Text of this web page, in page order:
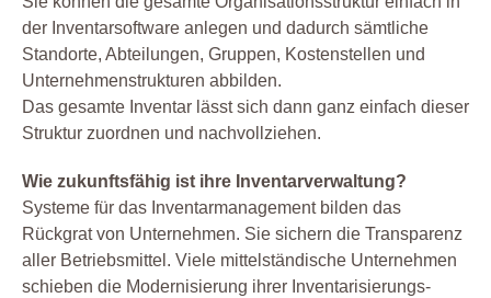
der Inventarsoftware anlegen und dadurch sämtliche
Standorte, Abteilungen, Gruppen, Kostenstellen und
Unternehmenstrukturen abbilden.
Das gesamte Inventar lässt sich dann ganz einfach dieser
Struktur zuordnen und nachvollziehen.
Wie zukunftsfähig ist ihre Inventarverwaltung?
Systeme für das Inventarmanagement bilden das
Rückgrat von Unternehmen. Sie sichern die Transparenz
aller Betriebsmittel. Viele mittelständische Unternehmen
schieben die Modernisierung ihrer Inventarisierungs-